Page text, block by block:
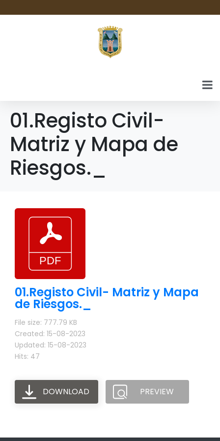
01.Registo Civil-
Matriz y Mapa de
Riesgos._
01.Registo Civil- Matriz y Mapa
de Riesgos._
File size: 777.79 KB
Created: 15-08-2023
Updated: 15-08-2023
Hits: 47
DOWNLOAD PREVIEW